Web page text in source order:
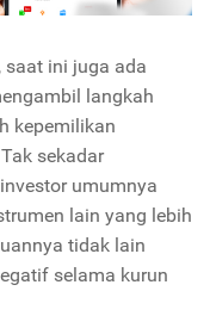
saat ini juga ada
langkah
kepemilikan
sekadar
umumnya
lain yang lebih
tidak lain
selama kurun